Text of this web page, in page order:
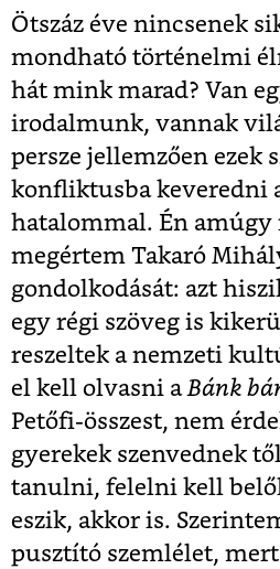
Ötszáz éve nincsenek
mondható történelmi
hát mink marad? Van
irodalmunk, vannak
persze jellemzően ezek
konfliktusba keveredni
hatalommal. Én amúgy
megértem Takaró
gondolkodását: azt
egy régi szöveg is
reszeltek a nemzeti
el kell olvasni aBánk
Petőfi-összest, nem
gyerekek szenvednek
tanulni, felelni kell
eszik, akkor is.
pusztító szemlélet,